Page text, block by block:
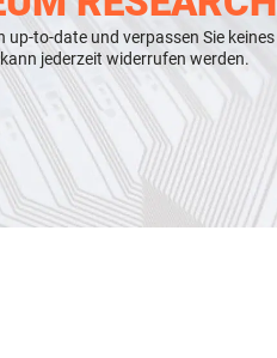
up-to-date und verpassen Sie keines
jederzeit widerrufen werden.